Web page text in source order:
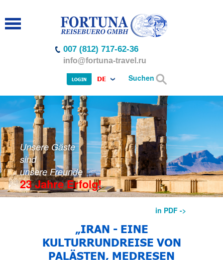
Suchen
007 (812) 717-62-36
info@fortuna-travel.ru
LOGIN DE
Unsere Gäste
sind
unsere Freunde
23 Jahre Erfolg!
in PDF ->
„IRAN - EINE
KULTURRUNDREISE VON
PALÄSTEN, MEDRESEN